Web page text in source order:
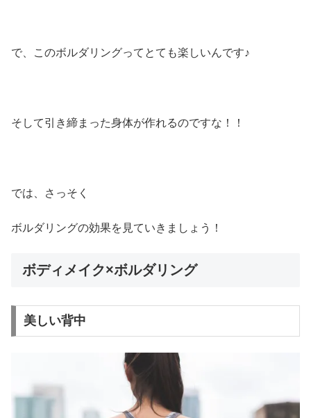
で、このボルダリングってとても楽しいんです♪
そして引き締まった身体が作れるのですな！！
では、さっそく
ボルダリングの効果を見ていきましょう！
ボディメイク×ボルダリング
美しい背中